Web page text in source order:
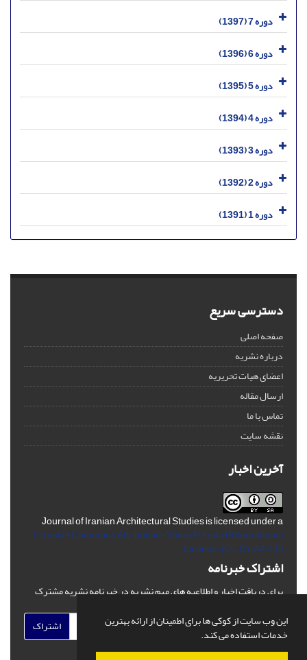
این وب سایت از کوکی ها برای اطمینان از ارائه بهترین
خدمات استفاده می کند.
دوره 7 (1397)
دوره 6 (1396)
دوره 5 (1395)
دوره 4 (1394)
دوره 3 (1393)
دوره 2 (1392)
دوره 1 (1391)
دسترسی سریع
صفحه اصلی
درباره نشریه
اعضای هیات تحریریه
ارسال مقاله
تماس با ما
نقشه سایت
آخرین اخبار
Journal of Iranian Architectural Studies is licensed under a
Creative Commons Attribution-ShareAlike 4.0 International
License. (CC BY-AA 4.0)
اشتراک خبرنامه
برای دریافت اخبار و اطلاعیه های مهم نشریه در خبرنامه نشریه مشترک
اشتراک